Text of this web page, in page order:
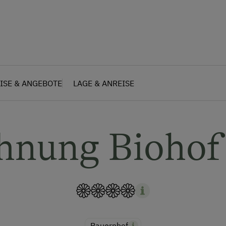
& ANGEBOTE LAGE & ANREISE